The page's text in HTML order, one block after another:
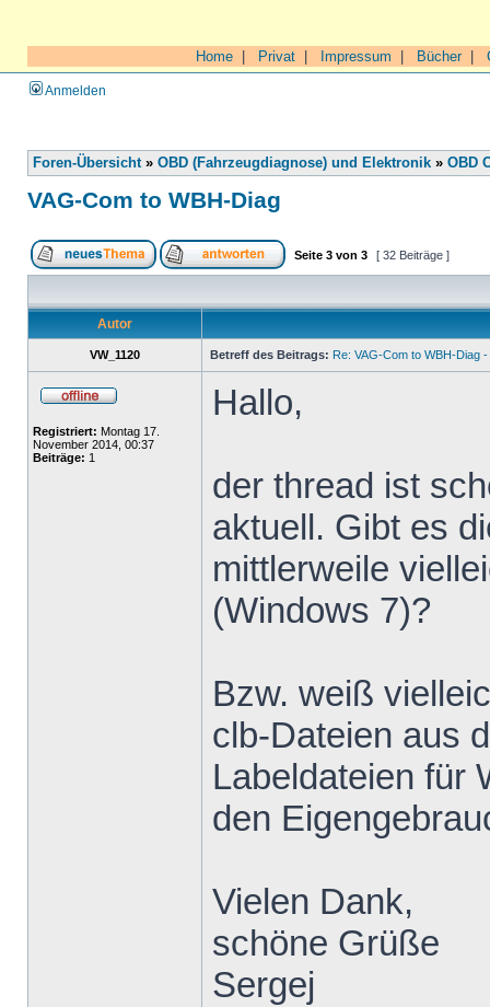
Home Privat Impressum Bücher|
Anmelden
Foren-Übersicht» OBD (Fahrzeugdiagnose) und Elektronik » OBD
VAG-Com to WBH-Diag
Seite 3 von 3 [ 32 Beiträge ]
Autor
VW_1120 Betreff des Beitrags: Re: VAG-Com to WBH-Diag
Registriert: Montag 17.
November 2014, 00:37
Beiträge: 1
Hallo,
der thread ist
aktuell. Gibt es
mittlerweile
(Windows 7)?
Bzw. weiß
clb-Dateien aus
Labeldateien für
den
Vielen Dank,
schöne Grüße
Sergej